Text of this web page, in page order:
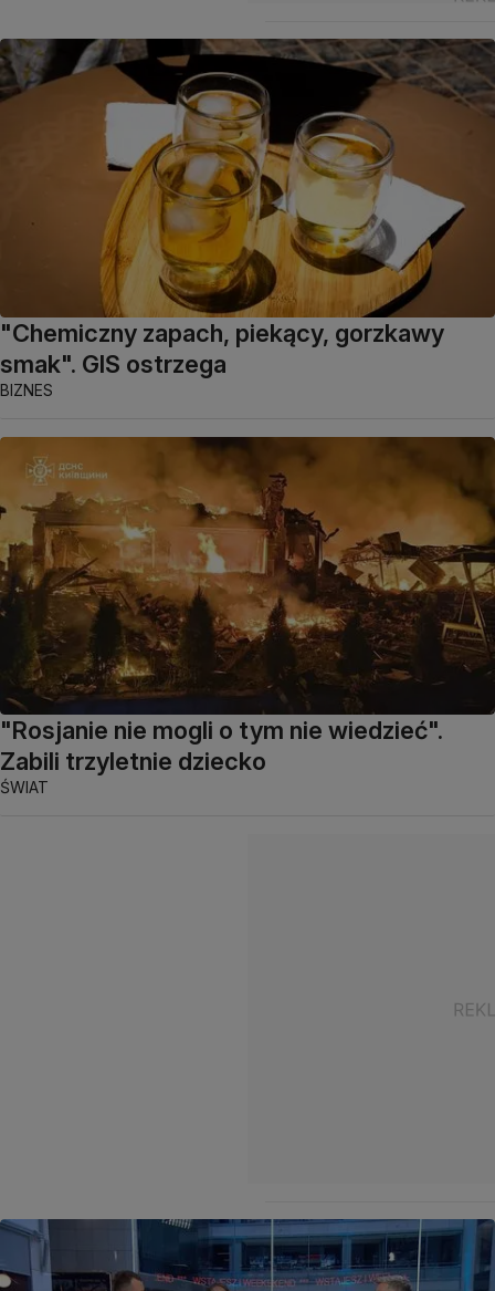
"Chemiczny zapach, piekący, gorzkawy
smak". GIS ostrzega
BIZNES
"Rosjanie nie mogli o tym nie wiedzieć".
Zabili trzyletnie dziecko
ŚWIAT